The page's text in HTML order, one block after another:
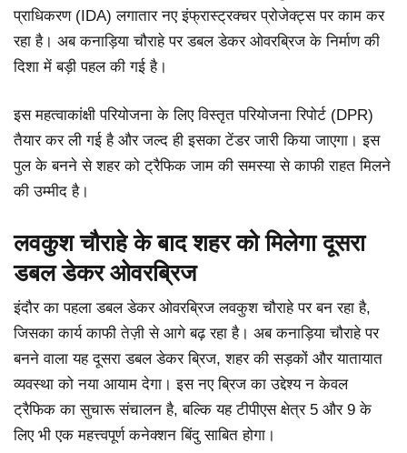
प्राधिकरण (IDA) लगातार नए इंफ्रास्ट्रक्चर प्रोजेक्ट्स पर काम कर
रहा है। अब कनाड़िया चौराहे पर डबल डेकर ओवरब्रिज के निर्माण की
दिशा में बड़ी पहल की गई है।
इस महत्वाकांक्षी परियोजना के लिए विस्तृत परियोजना रिपोर्ट (DPR)
तैयार कर ली गई है और जल्द ही इसका टेंडर जारी किया जाएगा। इस
पुल के बनने से शहर को ट्रैफिक जाम की समस्या से काफी राहत मिलने
की उम्मीद है।
लवकुश चौराहे के बाद शहर को मिलेगा दूसरा
डबल डेकर ओवरब्रिज
इंदौर का पहला डबल डेकर ओवरब्रिज लवकुश चौराहे पर बन रहा है,
जिसका कार्य काफी तेज़ी से आगे बढ़ रहा है। अब कनाड़िया चौराहे पर
बनने वाला यह दूसरा डबल डेकर ब्रिज, शहर की सड़कों और यातायात
व्यवस्था को नया आयाम देगा। इस नए ब्रिज का उद्देश्य न केवल
ट्रैफिक का सुचारू संचालन है, बल्कि यह टीपीएस क्षेत्र 5 और 9 के
लिए भी एक महत्त्वपूर्ण कनेक्शन बिंदु साबित होगा।